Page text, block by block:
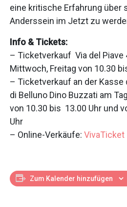
eine kritische Erfahrung über
Anderssein im Jetzt zu
Info & Tickets:
– Ticketverkauf Via del Piave
Mittwoch, Freitag von 10.30
– Ticketverkauf an der Kasse
di Belluno Dino Buzzati am
von 10.30 bis 13.00 Uhr und
Uhr
– Online-Verkäufe: VivaTicket
Zum Kalender hinzufügen